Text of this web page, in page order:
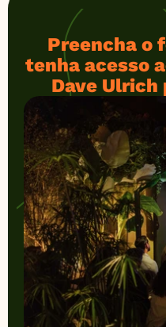
Preencha o
tenha acesso
Dave Ulrich